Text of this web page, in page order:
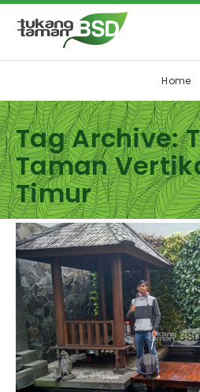
Home
Tag Archive:
Taman
Timur